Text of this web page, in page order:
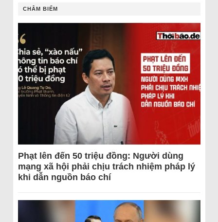
CHÂM BIẾM
Phạt lên đến 50 triệu đồng: Người dùng
mạng xã hội phải chịu trách nhiệm pháp lý
khi dẫn nguồn báo chí